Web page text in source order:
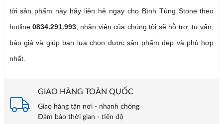
tới sản phẩm này hãy liên hệ ngay cho Bình Tùng Stone theo
hotline0834.291.993 , nhân viên của chúng tôi sẽ hỗ trợ, tư vấn,
báo giá và giúp bạn lựa chọn được sản phẩm đẹp và phù hợp
nhất.
GIAO HÀNG TOÀN QUỐC
Giao hàng tận nơi - nhanh chóng
Đảm bảo thời gian - tiến độ